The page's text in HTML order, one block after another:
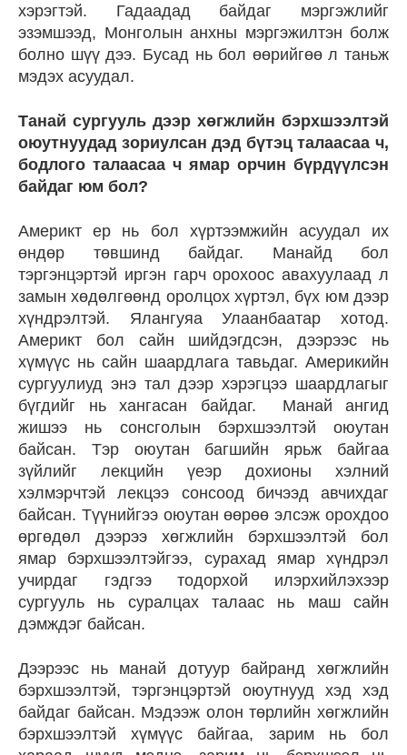
хэрэгтэй. Гадаадад байдаг мэргэжлийг
эзэмшээд, Монголын анхны мэргэжилтэн болж
болно шүү дээ. Бусад нь бол өөрийгөө л таньж
мэдэх асуудал.
Танай сургууль дээр хөгжлийн бэрхшээлтэй
оюутнуудад зориулсан дэд бүтэц талаасаа ч,
бодлого талаасаа ч ямар орчин бүрдүүлсэн
байдаг юм бол?
Америкт ер нь бол хүртээмжийн асуудал их
өндөр төвшинд байдаг. Манайд бол
тэргэнцэртэй иргэн гарч орохоос авахуулаад л
замын хөдөлгөөнд оролцох хүртэл, бүх юм дээр
хүндрэлтэй. Ялангуяа Улаанбаатар хотод.
Америкт бол сайн шийдэгдсэн, дээрээс нь
хүмүүс нь сайн шаардлага тавьдаг. Америкийн
сургуулиуд энэ тал дээр хэрэгцээ шаардлагыг
бүгдийг нь хангасан байдаг. Манай ангид
жишээ нь сонсголын бэрхшээлтэй оюутан
байсан. Тэр оюутан багшийн ярьж байгаа
зүйлийг лекцийн үеэр дохионы хэлний
хэлмэрчтэй лекцээ сонсоод бичээд авчихдаг
байсан. Түүнийгээ оюутан өөрөө элсэж орохдоо
өргөдөл дээрээ хөгжлийн бэрхшээлтэй бол
ямар бэрхшээлтэйгээ, сурахад ямар хүндрэл
учирдаг гэдгээ тодорхой илэрхийлэхээр
сургууль нь суралцах талаас нь маш сайн
дэмждэг байсан.
Дээрээс нь манай дотуур байранд хөгжлийн
бэрхшээлтэй, тэргэнцэртэй оюутнууд хэд хэд
байдаг байсан. Мэдээж олон төрлийн хөгжлийн
бэрхшээлтэй хүмүүс байгаа, зарим нь бол